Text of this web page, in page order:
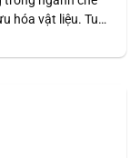
hóa vật liệu. Tuy
dụng đúng cách.